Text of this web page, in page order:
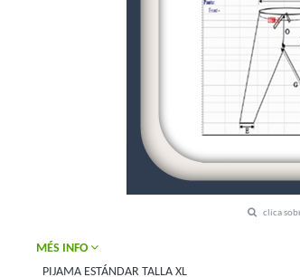
clica
MÉS INFO
PIJAMA ESTÁNDAR TALLA XL